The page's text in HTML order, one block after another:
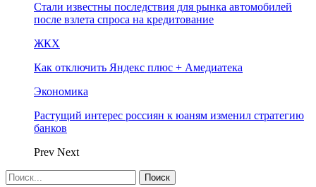
Стали известны последствия для рынка автомобилей
после взлета спроса на кредитование
ЖКХ
Как отключить Яндекс плюс + Амедиатека
Экономика
Растущий интерес россиян к юаням изменил стратегию
банков
Prev Next